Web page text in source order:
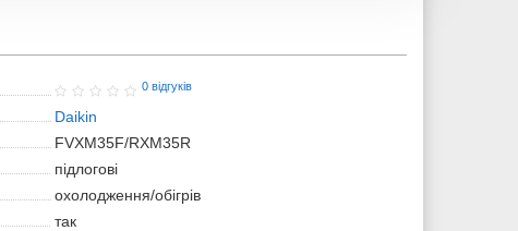
0 відгуків
Daikin
FVXM35F/RXM35R
підлогові
охолодження/обігрів
так